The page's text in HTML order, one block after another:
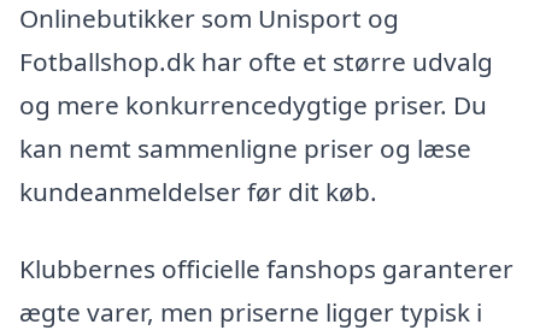
Onlinebutikker som Unisport og
Fotballshop.dk har ofte et større udvalg
og mere konkurrencedygtige priser. Du
kan nemt sammenligne priser og læse
kundeanmeldelser før dit køb.
Klubbernes officielle fanshops garanterer
ægte varer, men priserne ligger typisk i